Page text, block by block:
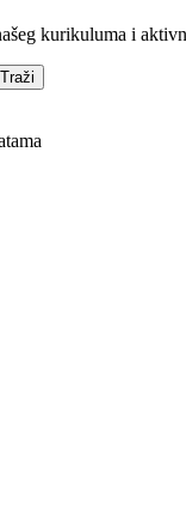
kurikuluma i
Traži